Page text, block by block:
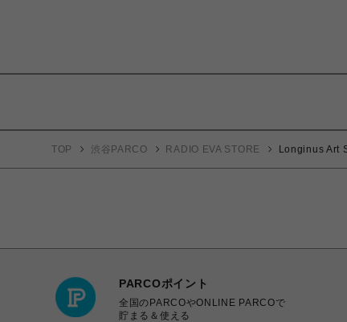
TOP 渋谷PARCO RADIO EVA STORE Longinus Art
PARCOポイント
全国のPARCOやONLINE PARCOで
貯まる＆使える